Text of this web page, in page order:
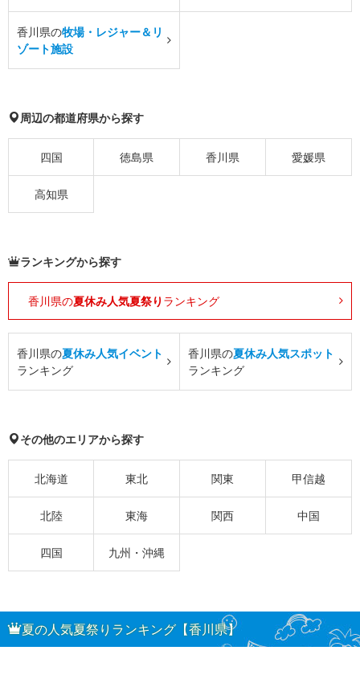
香川県の牧場・レジャー＆リ
ゾート施設
周辺の都道府県から探す
四国 徳島県 香川県 愛媛県
高知県
ランキングから探す
香川県の夏休み人気夏祭り ランキング
香川県の夏休み人気イベント
ランキング
香川県の夏休み人気スポット
ランキング
その他のエリアから探す
北海道 東北 関東 甲信越
北陸 東海 関西 中国
四国 九州・沖縄
夏の人気夏祭りランキング【香川県】